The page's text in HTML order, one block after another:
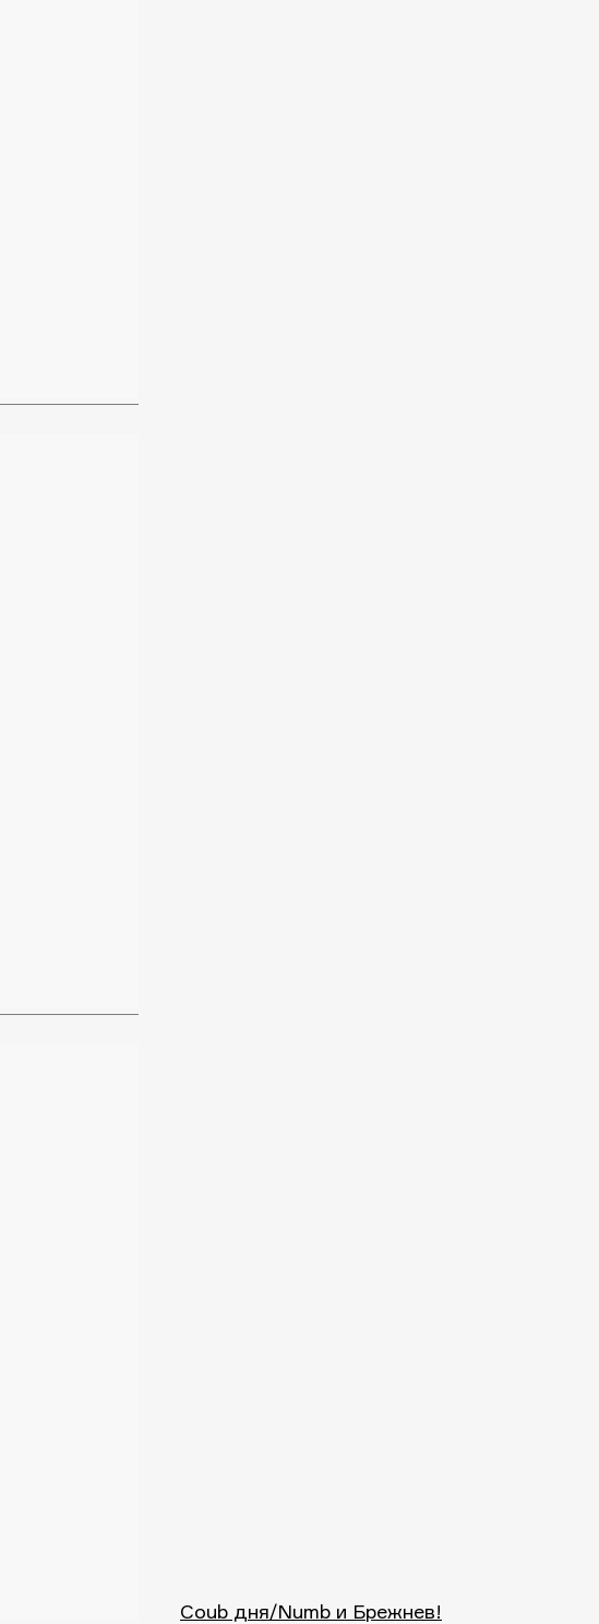
Coub дня/Numb и Брежнев!